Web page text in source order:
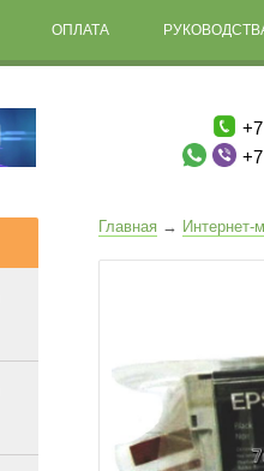
ОПЛАТА
Главная → Интернет-